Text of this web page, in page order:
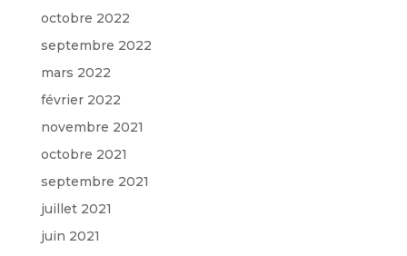
octobre 2022
septembre 2022
mars 2022
février 2022
novembre 2021
octobre 2021
septembre 2021
juillet 2021
juin 2021